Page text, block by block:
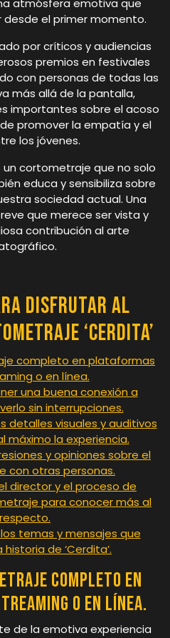
atmósfera emotiva que
el primer momento.
por críticos y audiencias
premios en festivales
con personas de todas las
más allá de la pantalla,
importantes sobre el acoso
promover la empatía y el
los jóvenes.
un cortometraje que no solo
educa y sensibiliza sobre
sociedad actual. Una
que merece ser vista y
contribución al arte
Disfrutar al
‘Cerdita’
completo en plataformas
o en línea.
una buena conexión a
sin interrupciones.
detalles visuales y auditivos
máximo la experiencia.
y opiniones sobre el
con otras personas.
director y el proceso de
para conocer más al
respecto.
temas y mensajes que
de ‘Cerdita’.
completo en
o en línea.
de la emotiva experiencia